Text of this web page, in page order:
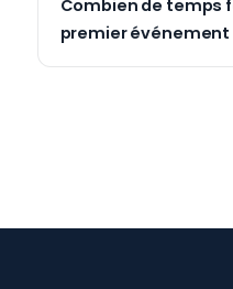
Combien de temps
premier événement